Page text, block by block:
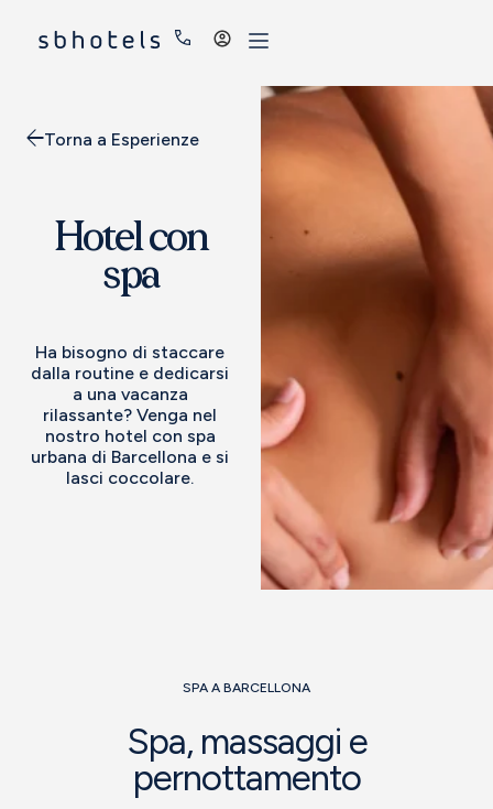
Accedi
Torna a Esperienze
Hotel con
spa
Ha bisogno di staccare
dalla routine e dedicarsi
a una vacanza
rilassante? Venga nel
nostro hotel con spa
urbana di Barcellona e si
lasci coccolare.
SPA A BARCELLONA
Spa, massaggi e
pernottamento